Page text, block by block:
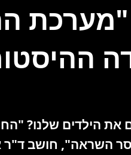
"מערכת
את הילדים שלנו?
השראה", חושב ד"ר